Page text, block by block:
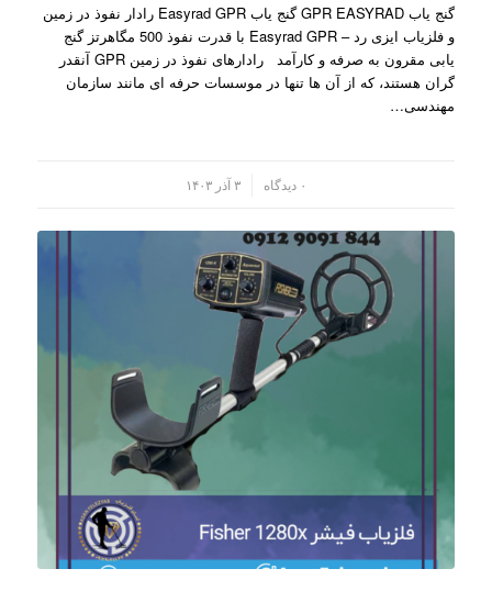
گنج یاب GPR EASYRAD گنج یاب Easyrad GPR رادار نفوذ در زمین
و فلزیاب ایزی رد – Easyrad GPR با قدرت نفوذ 500 مگاهرتز گنج
یابی مقرون به صرفه و کارآمد رادارهای نفوذ در زمین GPR آنقدر
گران هستند، که از آن ها تنها در موسسات حرفه ای مانند سازمان
مهندسی…
۰ دیدگاه ۳ آذر ۱۴۰۳